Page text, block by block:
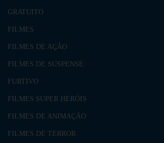
GRATUITO
FILMES
FILMES DE AÇÃO
FILMES DE SUSPENSE
FURTIVO
FILMES SUPER HERÓIS
FILMES DE ANIMAÇÃO
FILMES DE TERROR